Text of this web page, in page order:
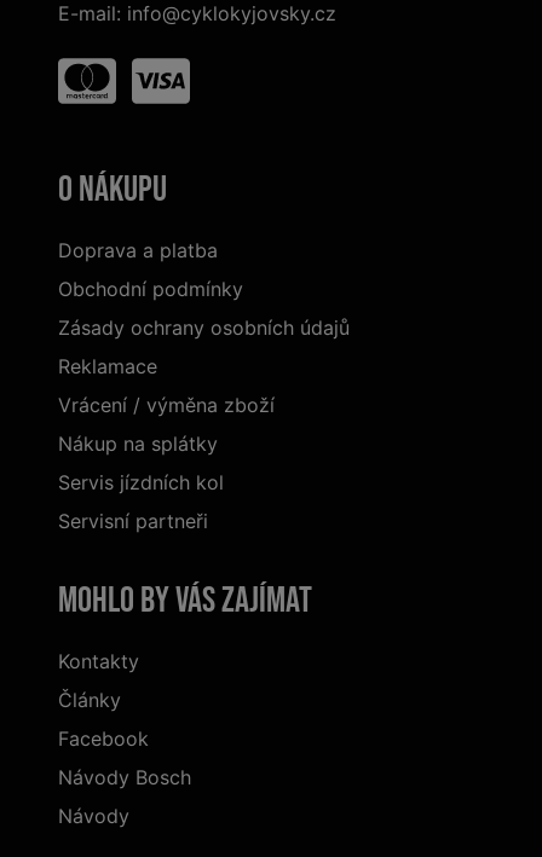
E-mail: info@cyklokyjovsky.cz
O nákupu
Doprava a platba
Obchodní podmínky
Zásady ochrany osobních údajů
Reklamace
Vrácení / výměna zboží
Nákup na splátky
Servis jízdních kol
Servisní partneři
Mohlo by vás zajímat
Kontakty
Články
Facebook
Návody Bosch
Návody